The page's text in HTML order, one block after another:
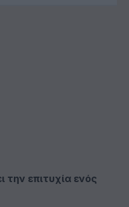
την επιτυχία ενός